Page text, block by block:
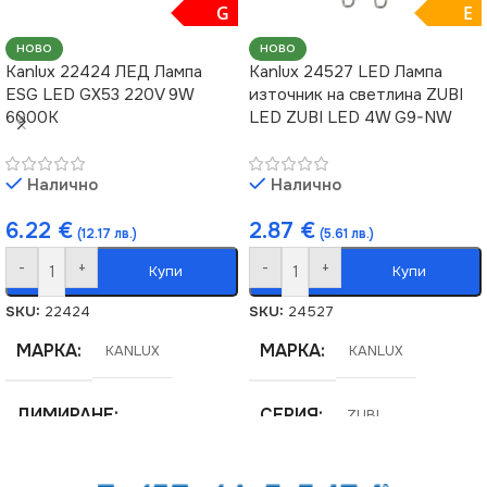
G
НОВО
Kanlux 22424 ЛЕД Лампа
ESG LED GX53 220V 9W
6000K
Налично
6.22 € (12.17 лв.)
- + Купи
SKU: 22424
МАРКА KANLUX
ДИМИРАНЕ
E
НОВО
Kanlux 24527 LED Лампа
източник на светлина ZUBI
LED ZUBI LED 4W G9-NW
Налично
2.87 € (5.61 лв.)
- + Купи
SKU: 24527
МАРКА KANLUX
СЕРИЯ ZUBI
ЦВЕТНА ТЕМПЕРАТУРА